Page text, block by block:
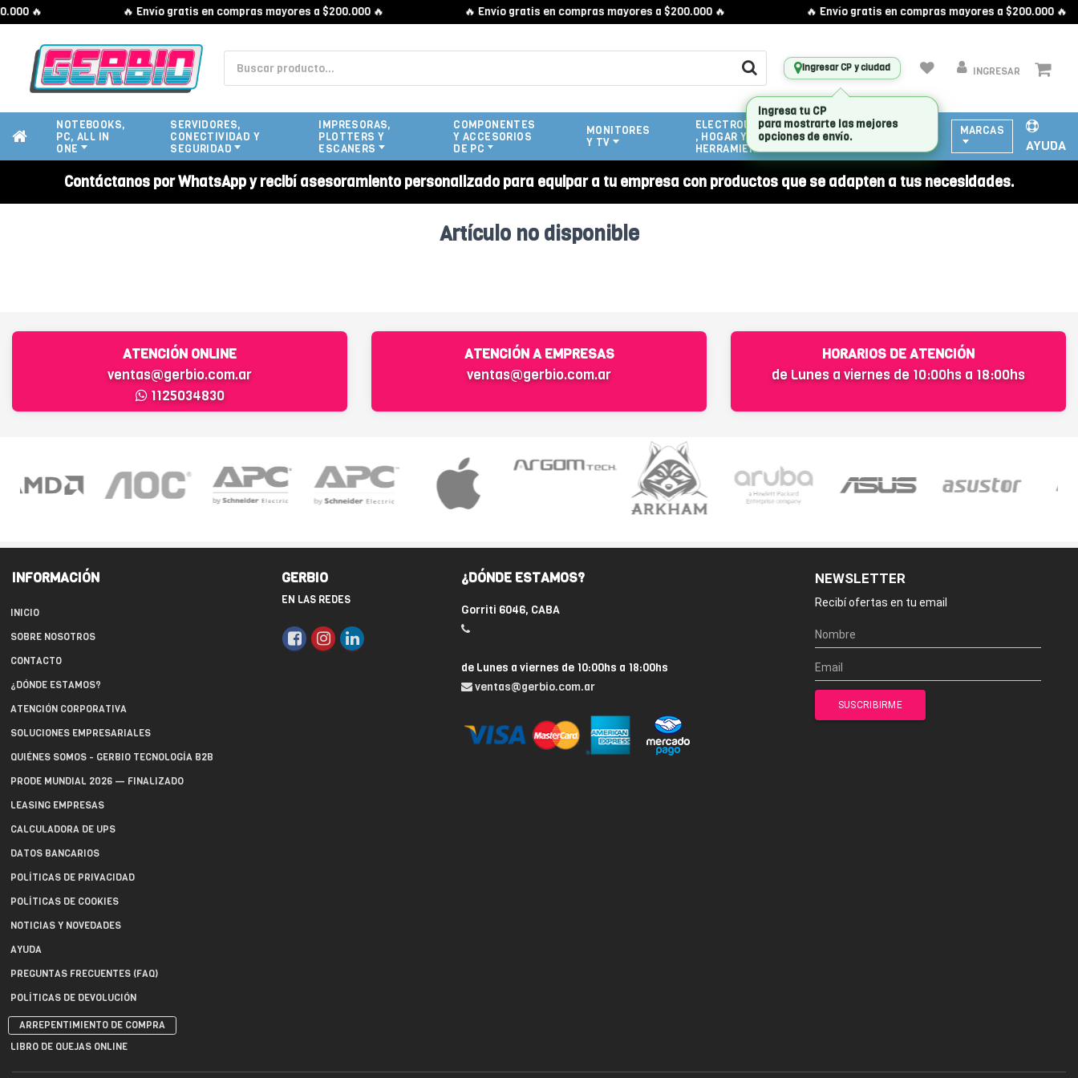
🔥 🔥 Envío gratis en compras mayores a $200.000 🔥 🔥 Envío gratis en compras mayores a $200.000 🔥 🔥 Envío gratis en compras mayores a $200.000 🔥
Ingresar CP y ciudad INGRESAR
NOTEBOOKS,
PC, ALL IN
ONE
SERVIDORES,
CONECTIVIDAD Y
SEGURIDAD
IMPRESORAS,
PLOTTERS Y
ESCANERS
COMPONENTES
Y ACCESORIOS
DE PC
MONITORES
Y TV
ELECTRODOMESTICOS
, HOGAR Y
HERRAMIENTAS
ATENCIÓN
EMPRESAS
MARCAS
AYUDA
Contáctanos por WhatsApp y recibí asesoramiento personalizado para equipar a tu empresa con productos que se adapten a tus necesidades.
Artículo no disponible
ATENCIÓN ONLINE
ventas@gerbio.com.ar
1125034830
ATENCIÓN A EMPRESAS
ventas@gerbio.com.ar
HORARIOS DE ATENCIÓN
de Lunes a viernes de 10:00hs a 18:00hs
INFORMACIÓN
INICIO
SOBRE NOSOTROS
CONTACTO
¿DÓNDE ESTAMOS?
ATENCIÓN CORPORATIVA
SOLUCIONES EMPRESARIALES
QUIÉNES SOMOS - GERBIO TECNOLOGÍA B2B
PRODE MUNDIAL 2026 — FINALIZADO
LEASING EMPRESAS
CALCULADORA DE UPS
DATOS BANCARIOS
POLÍTICAS DE PRIVACIDAD
POLÍTICAS DE COOKIES
NOTICIAS Y NOVEDADES
AYUDA
PREGUNTAS FRECUENTES (FAQ)
POLÍTICAS DE DEVOLUCIÓN
ARREPENTIMIENTO DE COMPRA
LIBRO DE QUEJAS ONLINE
GERBIO
EN LAS REDES
¿DÓNDE ESTAMOS?
Gorriti 6046, CABA
de Lunes a viernes de 10:00hs a 18:00hs
ventas@gerbio.com.ar
NEWSLETTER
Recibí ofertas en tu email